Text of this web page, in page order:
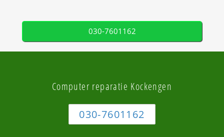
030-7601162
Computer reparatie Kockengen
030-7601162